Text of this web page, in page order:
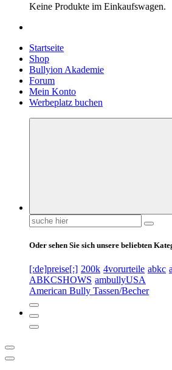
Keine Produkte im Einkaufswagen.
Startseite
Shop
Bullyion Akademie
Forum
Mein Konto
Werbeplatz buchen
Suchen
nach:
Oder sehen Sie sich unsere beliebten
[:de]preise[:] 200k 4vorurteile abkc
ABKCSHOWS ambullyUSA
American Bully Tassen/Becher